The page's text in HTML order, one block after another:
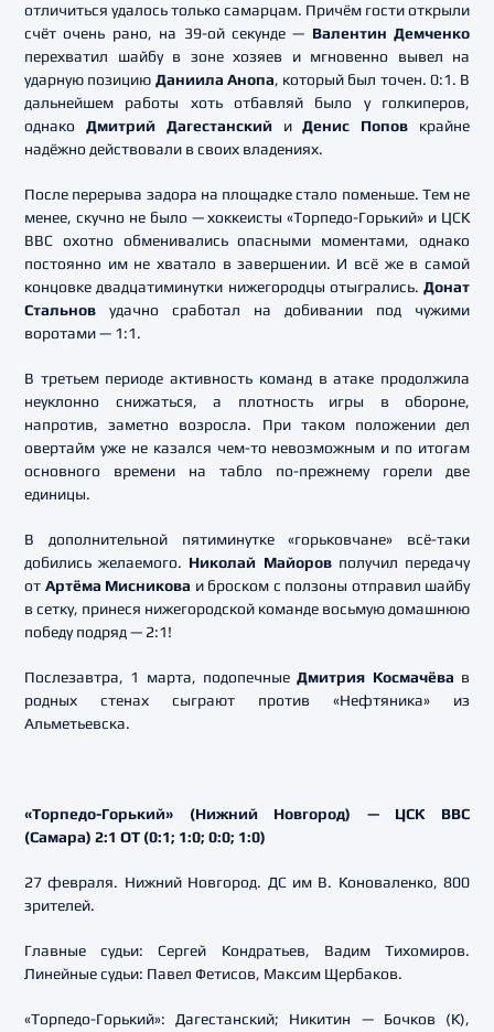
отличиться удалось только самарцам. Причём гости открыли
счёт очень рано, на 39-ой секунде — Валентин Демченко
перехватил шайбу в зоне хозяев и мгновенно вывел на
ударную позицию Даниила Анопа, который был точен. 0:1. В
дальнейшем работы хоть отбавляй было у голкиперов,
однако Дмитрий ДагестанскийиДенис Попов крайне
надёжно действовали в своих владениях.
После перерыва задора на площадке стало поменьше. Тем не
менее, скучно не было — хоккеисты «Торпедо-Горький» и ЦСК
ВВС охотно обменивались опасными моментами, однако
постоянно им не хватало в завершении. И всё же в самой
концовке двадцатиминутки нижегородцы отыгрались. Донат
Стальнов удачно сработал на добивании под чужими
воротами — 1:1.
В третьем периоде активность команд в атаке продолжила
неуклонно снижаться, а плотность игры в обороне,
напротив, заметно возросла. При таком положении дел
овертайм уже не казался чем-то невозможным и по итогам
основного времени на табло по-прежнему горели две
единицы.
В дополнительной пятиминутке «горьковчане» всё-таки
добились желаемого. Николай Майоровполучил передачу
от Артёма Мисникова и броском с ползоны отправил шайбу
в сетку, принеся нижегородской команде восьмую домашнюю
победу подряд — 2:1!
Послезавтра, 1 марта, подопечныеДмитрия Космачёва в
родных стенах сыграют против «Нефтяника» из
Альметьевска.
«Торпедо-Горький» (Нижний Новгород) — ЦСК ВВС
(Самара) 2:1 ОТ (0:1; 1:0; 0:0; 1:0)
27 февраля. Нижний Новгород. ДС им В. Коноваленко, 800
зрителей.
Главные судьи: Сергей Кондратьев, Вадим Тихомиров.
Линейные судьи: Павел Фетисов, Максим Щербаков.
«Торпедо-Горький»: Дагестанский; Никитин — Бочков (К),